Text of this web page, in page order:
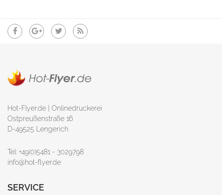
Hot-Flyer.de | Onlinedruckerei
Ostpreußenstraße 16
D-49525 Lengerich
Tel: +49(0)5481 - 3029798
info@hot-flyer.de
SERVICE